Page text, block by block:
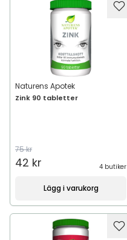
Naturens Apotek
Zink 90 tabletter
75 kr
42 kr 4 butiker
Lägg i varukorg